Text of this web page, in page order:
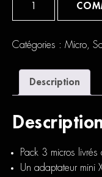
Catégories : Micro
Description
Pack 3 micros livrés
Un adaptateur mini